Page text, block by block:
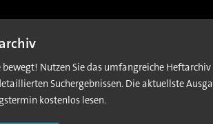
bewegt! Nutzen Sie das umfangreiche
Suchergebnissen. Die aktuellste
kostenlos lesen.